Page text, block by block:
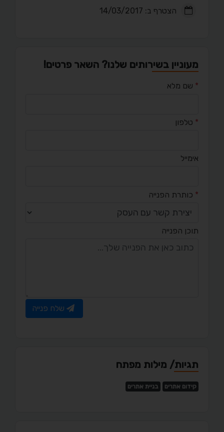
הצטרף ב: 14/03/2017
מעוניין בשירותים שלנו? השאר פרטים!
* שם מלא
* טלפון
אימייל
* כותרת הפנייה
תוכן הפנייה
שלח פנייה
תגיות/ מילות מפתח
קידום אתרים בניית אתרים